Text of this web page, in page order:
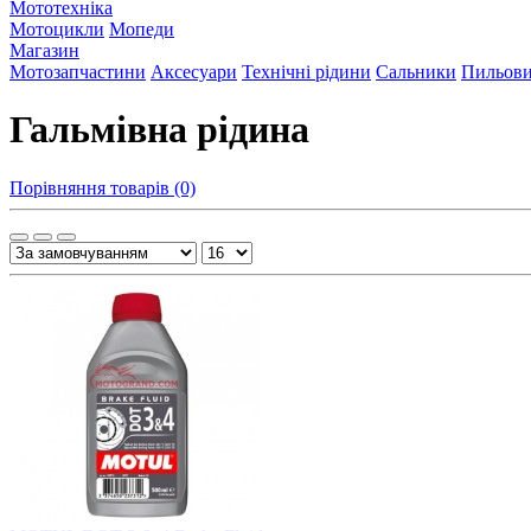
Мототехніка
Мотоцикли Мопеди
Магазин
Мотозапчастини Аксесуари Технічні рідини Сальники
Гальмівна рідина
Порівняння товарів (0)